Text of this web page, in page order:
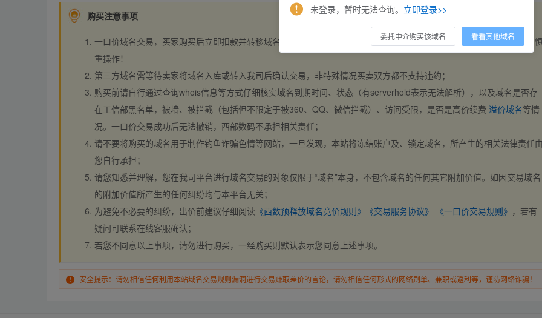
购买注意事项
一口价域名交易，买家购买后立即扣款并转移域名，交易自动完成。买卖双方都不支持违约，一旦出价不支持撤销，请
重操作！
第三方域名需等待卖家将域名入库或转入我司后确认交易，非特殊情况买卖双方都不支持违约；
购买前请自行通过查询whois信息等方式仔细核实域名到期时间、状态（有serverhold表示无法解析），以及域名是否存
在工信部黑名单，被墙、被拦截（包括但不限定于被360、QQ、微信拦截）、访问受限，是否是高价续费 溢价域名等情
况。一口价交易成功后无法撤销，西部数码不承担相关责任；
请不要将购买的域名用于制作钓鱼诈骗色情等网站，一旦发现，本站将冻结账户及、锁定域名，所产生的相关法律责任
您自行承担；
请您知悉并理解，您在我司平台进行域名交易的对象仅限于“域名”本身，不包含域名的任何其它附加价值。如因交易域名
的附加价值所产生的任何纠纷均与本平台无关；
为避免不必要的纠纷，出价前建议仔细阅读 《西数预释放域名竞价规则》 《交易服务协议》 《一口价交易规则》 ，若有
疑问可联系在线客服确认；
若您不同意以上事项，请勿进行购买，一经购买则默认表示您同意上述事项。
安全提示：请勿相信任何利用本站域名交易规则漏洞进行交易赚取差价的言论，请勿相信任何形式的网络刷单、兼职或返利等，谨防网络诈骗！
未登录，暂时无法查询。 立即登录>>
委托中介购买该域名 看看其他域名